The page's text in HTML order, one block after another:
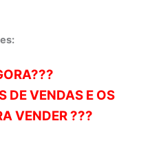
DE VENDAS E OS
VENDER ???